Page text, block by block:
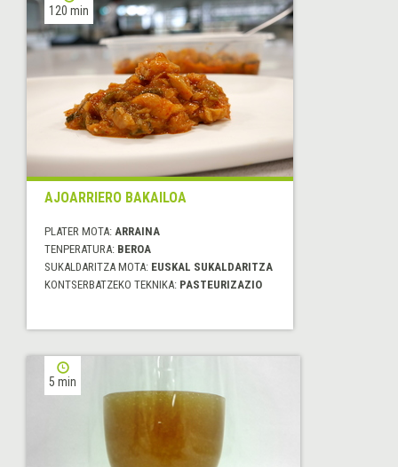
120 min
AJOARRIERO BAKAILOA
PLATER MOTA: ARRAINA
TENPERATURA: BEROA
SUKALDARITZA MOTA: EUSKAL SUKALDARITZA
KONTSERBATZEKO TEKNIKA: PASTEURIZAZIO
5 min